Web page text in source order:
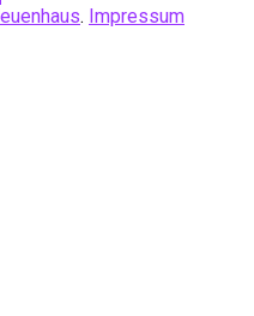
. Impressum